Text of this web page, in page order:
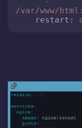
/var/www/
restart: